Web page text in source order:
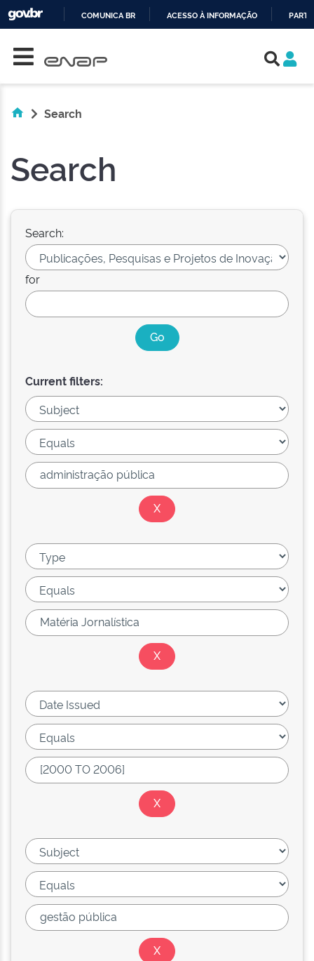
COMUNICA BR ACESSO À INFORMAÇÃO
Search
Search
Search:
for
Current filters: